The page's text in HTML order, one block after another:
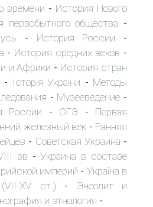
времени - История Нового
первобытного общества -
- История России -
- История средних веков -
и Африки - История стран
- Історія України - Методы
- Музееведение -
России - ОГЭ - Первая
железный век - Ранняя
- Советская Украина -
вв -Украина в составе
империй - Україна в
(VII-XV ст.) - Энеолит и
и этнология -